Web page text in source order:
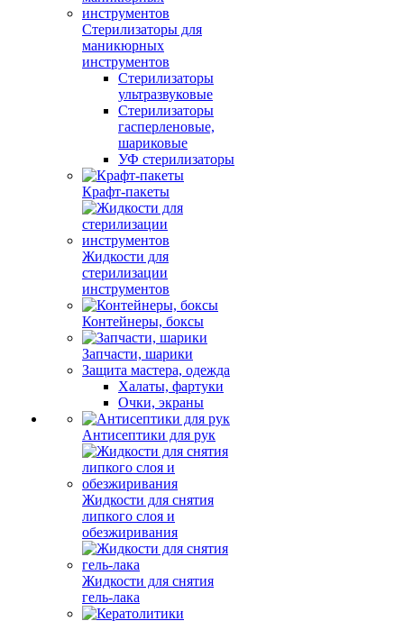
Стерилизаторы для
маникюрных
инструментов
Стерилизаторы
ультразвуковые
Стерилизаторы
гасперленовые,
шариковые
УФ стерилизаторы
Крафт-пакеты
Жидкости для
стерилизации
инструментов
Контейнеры, боксы
Запчасти, шарики
Защита мастера, одежда
Халаты, фартуки
Очки, экраны
Антисептики для рук
Жидкости для снятия
липкого слоя и
обезжиривания
Жидкости для снятия
гель-лака